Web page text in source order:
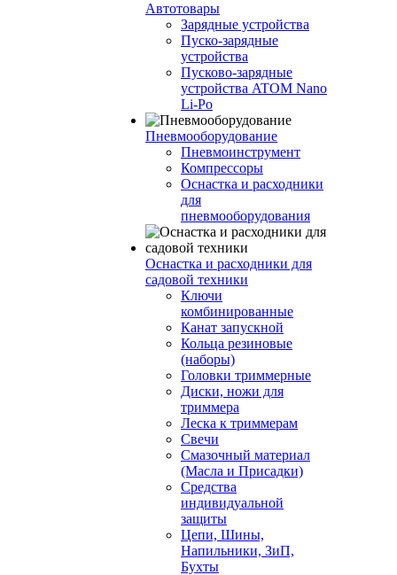
Автотовары
Зарядные устройства
Пуско-зарядные
устройства
Пусково-зарядные
устройства ATOM Nano
Li-Po
Пневмооборудование
Пневмоинструмент
Компрессоры
Оснастка и расходники
для
пневмооборудования
Оснастка и расходники для
садовой техники
Ключи
комбинированные
Канат запускной
Кольца резиновые
(наборы)
Головки триммерные
Диски, ножи для
триммера
Леска к триммерам
Свечи
Смазочный материал
(Масла и Присадки)
Средства
индивидуальной
защиты
Цепи, Шины,
Напильники, ЗиП,
Бухты